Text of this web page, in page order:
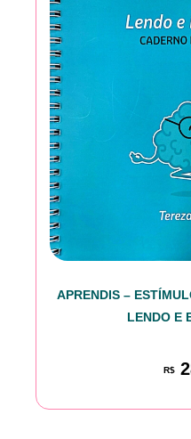
APRENDIS –
LENDO E
R$